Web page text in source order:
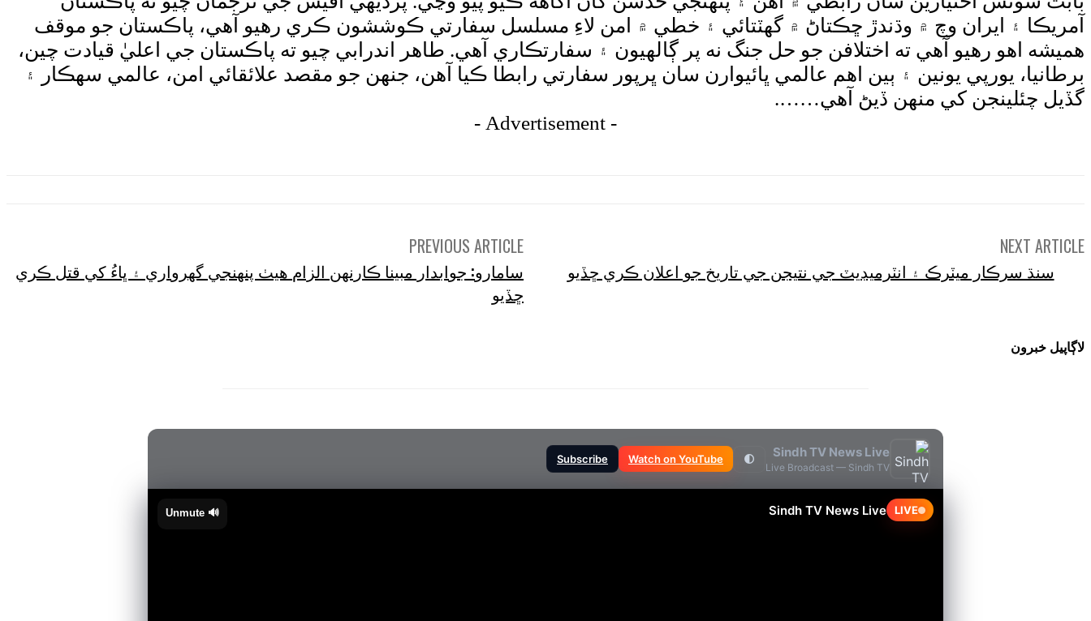
آمريڪا ۽ ايران وچ ۾ وڌندڙ ڇڪتاڻ ۾ گهٽتائي ۽ خطي ۾ امن لاءِ مسلسل سفارتي ڪوششون ڪري رهيو آهي، پاڪستان جو موقف
هميشه اهو رهيو آهي ته اختلافن جو حل جنگ نه پر ڳالهيون ۽ سفارتڪاري آهي. طاهر اندرابي چيو ته پاڪستان جي اعليٰ قيادت چين،
برطانيا، يورپي يونين ۽ ٻين اهم عالمي ڀائيوارن سان ڀرپور سفارتي رابطا ڪيا آهن، جنهن جو مقصد علائقائي امن، عالمي سهڪار ۽
گڏيل چئلينجن کي منهن ڏيڻ آهي…….
- Advertisement -
PREVIOUS ARTICLE
سامارو: جوابدار مبينا ڪارنهن الزام هيٺ پنهنجي گهرواري ۽ ڀاءُ کي قتل ڪري
ڇڏيو
NEXT ARTICLE
سنڌ سرڪار ميٽرڪ ۽ انٽرميڊيٽ جي نتيجن جي تاريخ جو اعلان ڪري ڇڏيو
لاڳاپيل خبرون
Sindh TV News Live
Live Broadcast — Sindh TV
🌓
Watch on YouTube
Subscribe
LIVE
Sindh TV News Live
🔊 Unmute